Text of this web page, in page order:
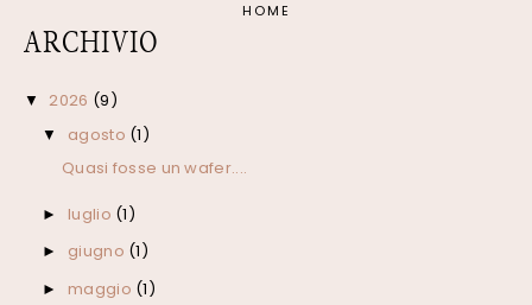
HOME
ARCHIVIO
▼ 2026 (9)
▼ agosto (1)
Quasi fosse un wafer....
► luglio (1)
► giugno (1)
► maggio (1)